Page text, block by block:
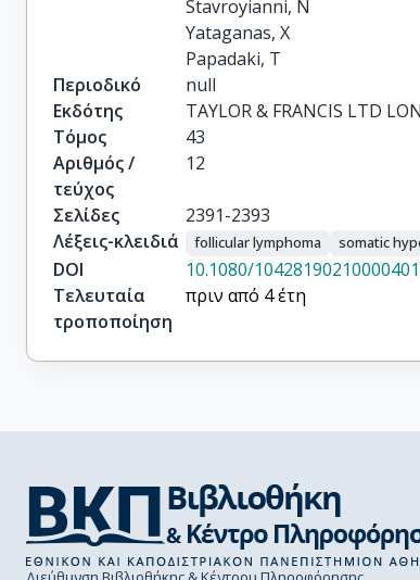
Stavroyianni, N
Yataganas, X
Papadaki, T
Περιοδικό
null
Εκδότης
TAYLOR & FRANCIS LTD
Τόμος
43
Αριθμός /
τεύχος
12
Σελίδες
2391-2393
Λέξεις-κλειδιά
follicular lymphoma somatic
DOI
10.1080/
Τελευταία
τροποποίηση
πριν από 4 έτη